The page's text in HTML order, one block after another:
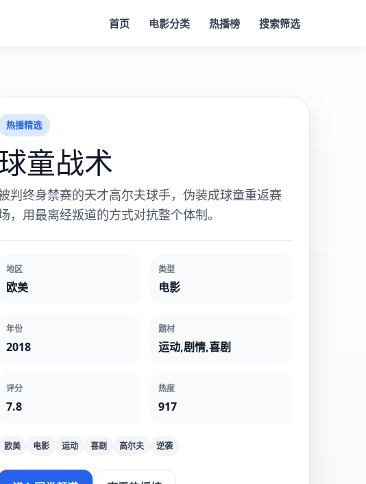
首页 电影分类 热播榜 搜索筛选
热播精选
童战术
判终身禁赛的天才高尔夫球手，伪装成球童重返赛
，用最离经叛道的方式对抗整个体制。
地区
欧美
类型
电影
年份
2018
题材
运动,剧情,喜剧
评分
7.8
热度
917
欧美 电影 运动 喜剧 高尔夫 逆袭